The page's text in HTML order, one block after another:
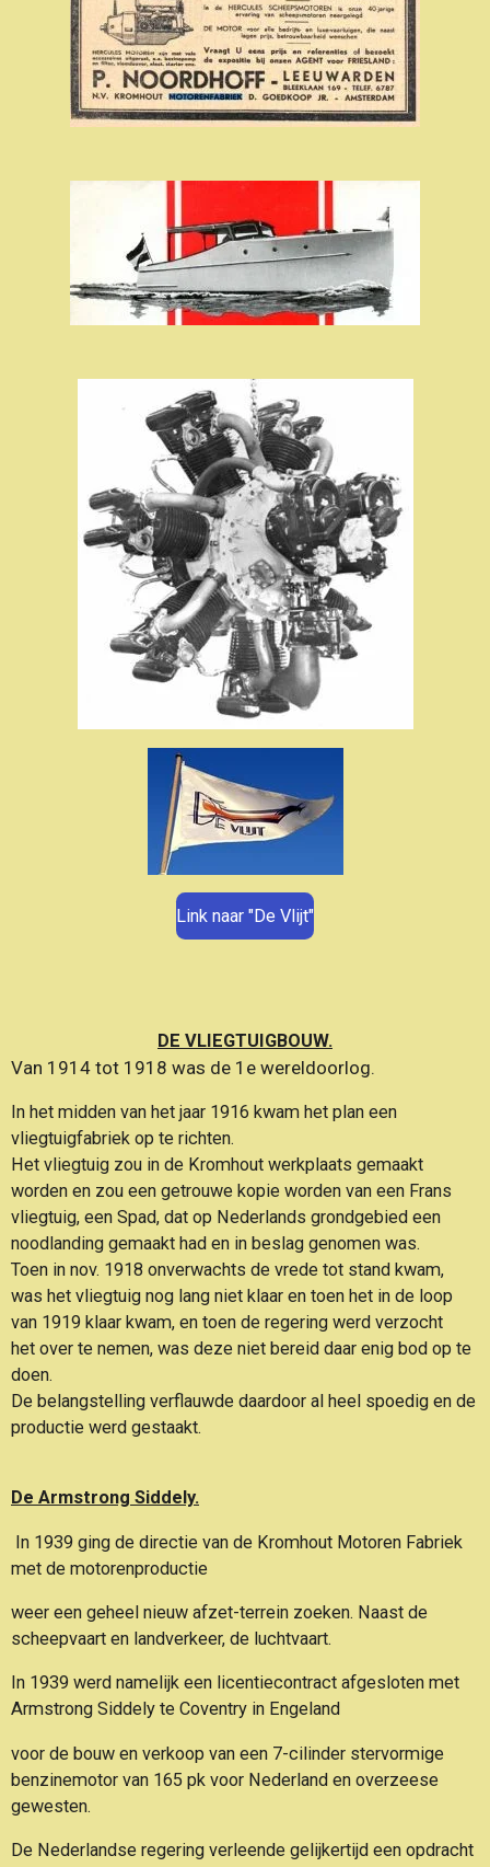
Link naar "De Vlijt"
DE VLIEGTUIGBOUW.
Van 1914 tot 1918 was de 1 e wereldoorlog.
In het midden van het jaar 1916 kwam het plan een
vliegtuigfabriek op te richten.
Het vliegtuig zou in de Kromhout werkplaats gemaakt
worden en zou een getrouwe kopie worden van een Frans
vliegtuig, een Spad, dat op Nederlands grondgebied een
noodlanding gemaakt had en in beslag genomen was.
Toen in nov. 1918 onverwachts de vrede tot stand kwam,
was het vliegtuig nog lang niet klaar en toen het in de loop
van 1919 klaar kwam, en toen de regering werd verzocht
het over te nemen, was deze niet bereid daar enig bod op te
doen.
De belangstelling verflauwde daardoor al heel spoedig en de
productie werd gestaakt.
De Armstrong Siddely.
In 1939 ging de directie van de Kromhout Motoren Fabriek
met de motorenproductie
weer een geheel nieuw afzet-terrein zoeken. Naast de
scheepvaart en landverkeer, de luchtvaart.
In 1939 werd namelijk een licentiecontract afgesloten met
Armstrong Siddely te Coventry in Engeland
voor de bouw en verkoop van een 7-cilinder stervormige
benzinemotor van 165 pk voor Nederland en overzeese
gewesten.
De Nederlandse regering verleende gelijkertijd een opdracht